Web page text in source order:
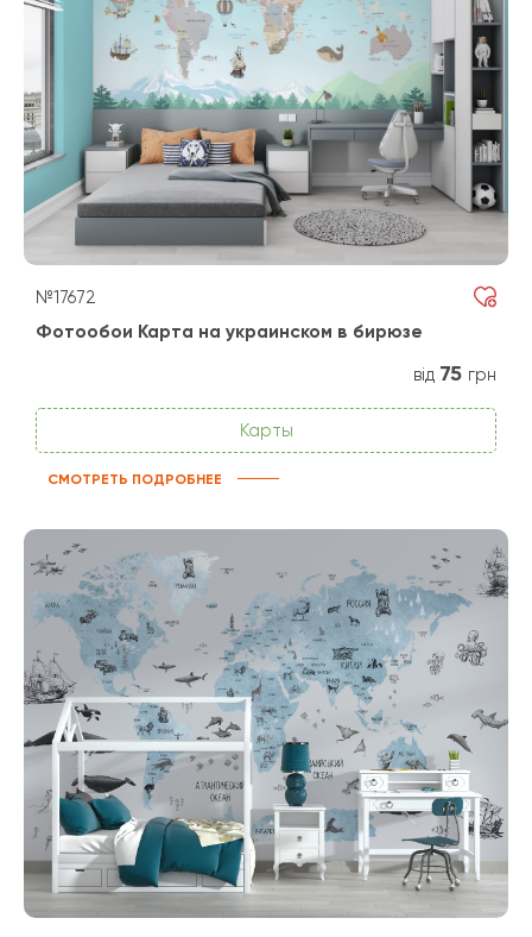
№17672
Фотообои Карта на украинском в бирюзе
від 75 грн
Карты
СМОТРЕТЬ ПОДРОБНЕЕ